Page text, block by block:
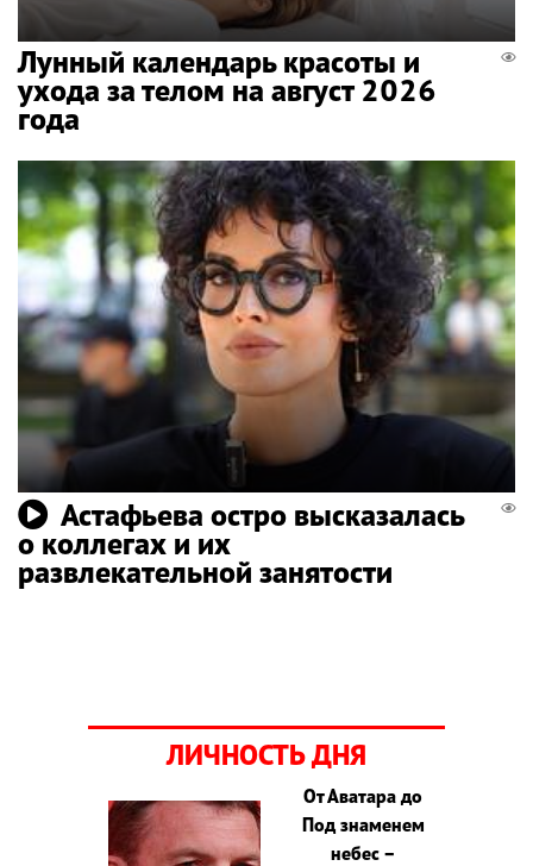
Лунный календарь красоты и
ухода за телом на август 2026
года
Астафьева остро высказалась
о коллегах и их
развлекательной занятости
ЛИЧНОСТЬ ДНЯ
От Аватара до
Под знаменем
небес –